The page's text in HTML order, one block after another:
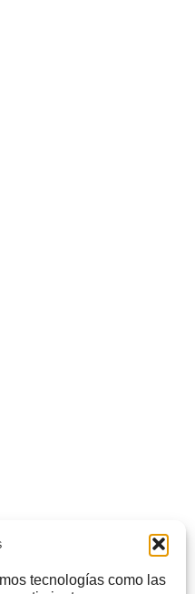
tecnologías como las